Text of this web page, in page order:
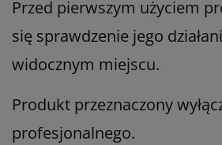
Przed pierwszym użyciem
się sprawdzenie jego
widocznym miejscu.
Produkt przeznaczony
profesjonalnego.